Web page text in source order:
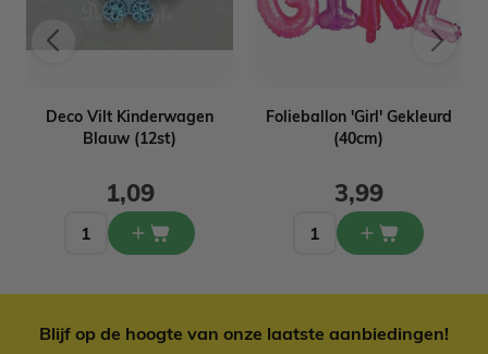
Deco Vilt Kinderwagen
Blauw (12st)
1,09
Folieballon 'Girl' Gekleurd
(40cm)
3,99
Blijf op de hoogte van onze laatste aanbiedingen!